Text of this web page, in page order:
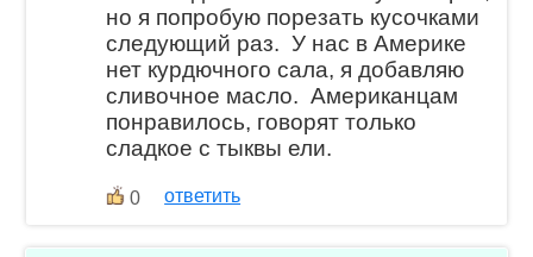
но я попробую порезать кусочками
следующий раз. У нас в Америке
нет курдючного сала, я добавляю
сливочное масло. Американцам
понравилось, говорят только
сладкое с тыквы ели.
0 ответить